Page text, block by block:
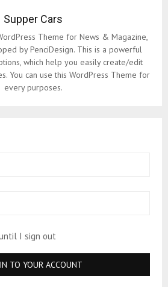
Supper Cars
Theme for News & Magazine,
by PenciDesign. This is a powerful
which help you easily create/edit
You can use this WordPress Theme for
every purposes.
I sign out